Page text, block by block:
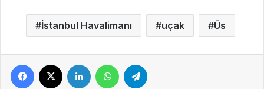
İstanbul Havalimanı uçak Üs
Facebook LinkedIn WhatsApp